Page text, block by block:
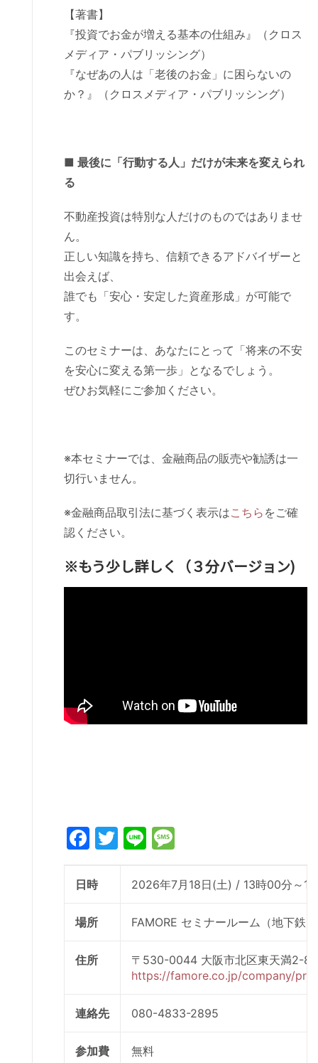
【著書】
『投資でお金が増える基本の仕組み』（クロス
メディア・パブリッシング）
『なぜあの人は「老後のお金」に困らないの
か？』（クロスメディア・パブリッシング）
■ 最後に「行動する人」だけが未来を変えられ
る
不動産投資は特別な人だけのものではありませ
ん。
正しい知識を持ち、信頼できるアドバイザーと
出会えば、
誰でも「安心・安定した資産形成」が可能で
す。
このセミナーは、あなたにとって「将来の不安
を安心に変える第一歩」となるでしょう。
ぜひお気軽にご参加ください。
※本セミナーでは、金融商品の販売や勧誘は一
切行いません。
※金融商品取引法に基づく表示はこちら をご確
認ください。
※もう少し詳しく（３分バージョン)
Facebook
Twitter
Line
日時 2026年7月18日(土) / 13時00分～
場所 FAMORE セミナールーム（地下鉄
住所
〒530-0044 大阪市北区東天満2-8-
https://famore.co.jp/company/
連絡先 080-4833-2895
参加費 無料